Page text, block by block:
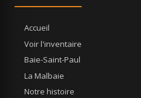
Accueil
Voir l'inventaire
Baie-Saint-Paul
La Malbaie
Notre histoire